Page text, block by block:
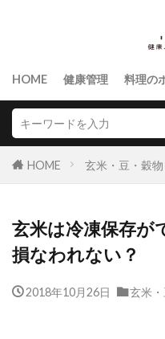
HOME 健康管理 料理の
HOME 玄米・豆・穀物
玄米は冷凍保存が
損なわれない？
2018年10月26日 玄米